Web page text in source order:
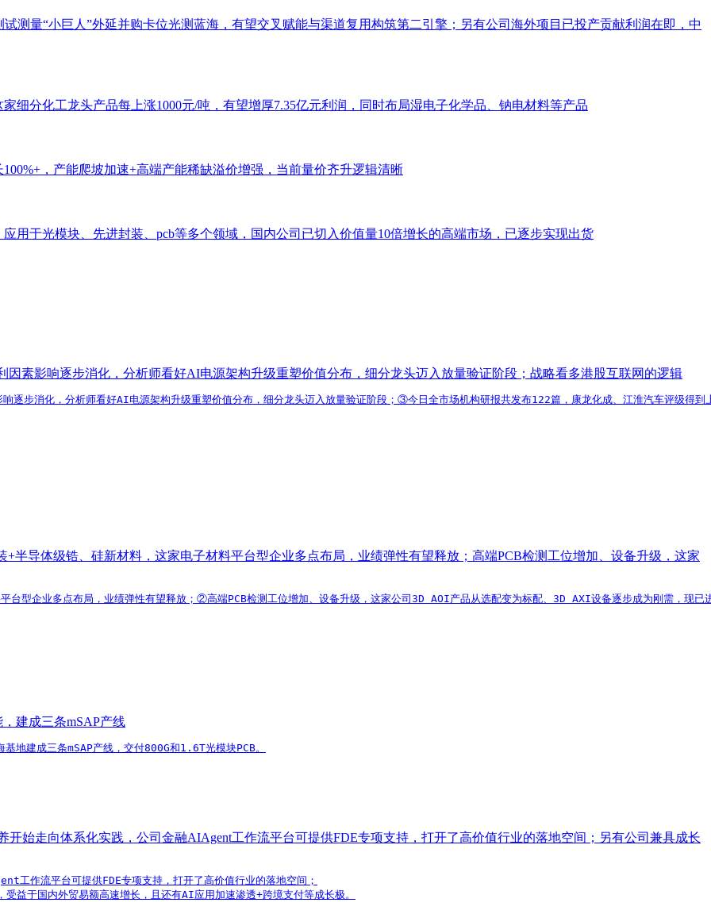
测量“小巨人”外延并购卡位光测蓝海，有望交叉赋能与渠道复用构筑第二引擎；另有公司海外项目已投产贡献利润在即，中
细分化工龙头产品每上涨1000元/吨，有望增厚7.35亿元利润，同时布局湿电子化学品、钠电材料等产品
，产能爬坡加速+高端产能稀缺溢价增强，当前量价齐升逻辑清晰
用于光模块、先进封装、pcb等多个领域，国内公司已切入价值量10倍增长的高端市场，已逐步实现出货
因素影响逐步消化，分析师看好AI电源架构升级重塑价值分布，细分龙头迈入放量验证阶段；战略看多港股互联网的逻辑
步消化，分析师看好AI电源架构升级重塑价值分布，细分龙头迈入放量验证阶段；③今日全市场机构研报共发布122篇，康龙化成、江淮汽车评级
+半导体级锆、硅新材料，这家电子材料平台型企业多点布局，业绩弹性有望释放；高端PCB检测工位增加、设备升级，这家
台型企业多点布局，业绩弹性有望释放；②高端PCB检测工位增加、设备升级，这家公司3D AOI产品从选配变为标配、3D AXI设备逐步成为刚需，现已
建成三条mSAP产线
地建成三条mSAP产线，交付800G和1.6T光模块PCB。
开始走向体系化实践，公司金融AIAgent工作流平台可提供FDE专项支持，打开了高价值行业的落地空间；另有公司兼具成长
工作流平台可提供FDE专项支持，打开了高价值行业的落地空间；
于国内外贸易额高速增长，且还有AI应用加速渗透+跨境支付等成长极。